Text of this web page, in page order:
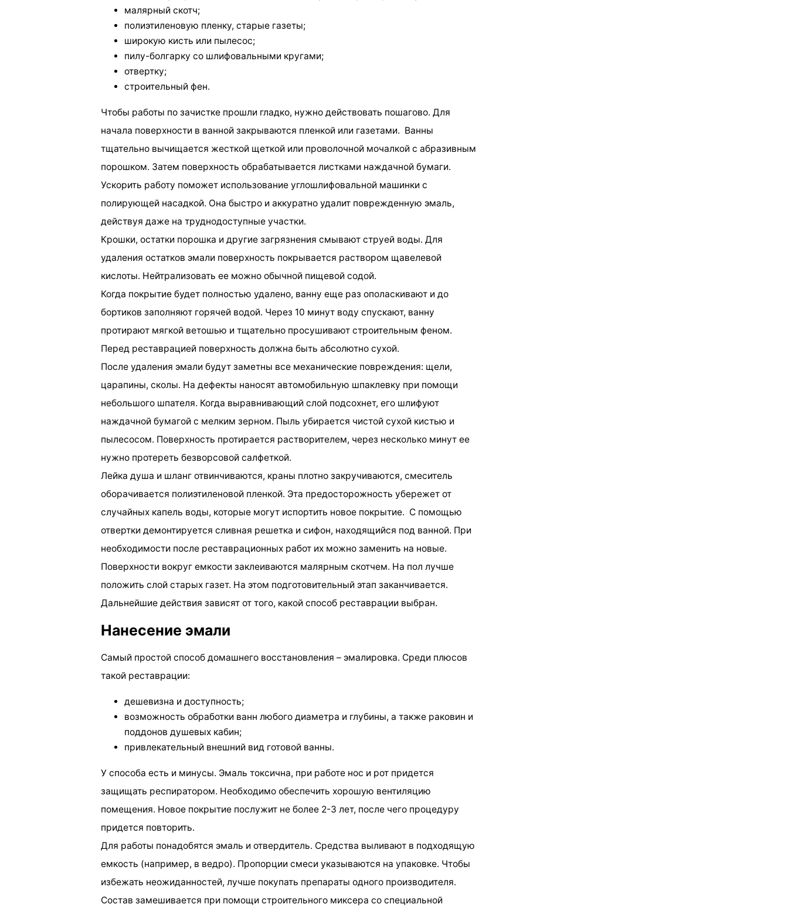
малярный скотч;
полиэтиленовую пленку, старые газеты;
широкую кисть или пылесос;
пилу-болгарку со шлифовальными кругами;
отвертку;
строительный фен.
Чтобы работы по зачистке прошли гладко, нужно действовать пошагово. Для
начала поверхности в ванной закрываются пленкой или газетами. Ванны
тщательно вычищается жесткой щеткой или проволочной мочалкой с абразивным
порошком. Затем поверхность обрабатывается листками наждачной бумаги.
Ускорить работу поможет использование углошлифовальной машинки с
полирующей насадкой. Она быстро и аккуратно удалит поврежденную эмаль,
действуя даже на труднодоступные участки.
Крошки, остатки порошка и другие загрязнения смывают струей воды. Для
удаления остатков эмали поверхность покрывается раствором щавелевой
кислоты. Нейтрализовать ее можно обычной пищевой содой.
Когда покрытие будет полностью удалено, ванну еще раз ополаскивают и до
бортиков заполняют горячей водой. Через 10 минут воду спускают, ванну
протирают мягкой ветошью и тщательно просушивают строительным феном.
Перед реставрацией поверхность должна быть абсолютно сухой.
После удаления эмали будут заметны все механические повреждения: щели,
царапины, сколы. На дефекты наносят автомобильную шпаклевку при помощи
небольшого шпателя. Когда выравнивающий слой подсохнет, его шлифуют
наждачной бумагой с мелким зерном. Пыль убирается чистой сухой кистью и
пылесосом. Поверхность протирается растворителем, через несколько минут ее
нужно протереть безворсовой салфеткой.
Лейка душа и шланг отвинчиваются, краны плотно закручиваются, смеситель
оборачивается полиэтиленовой пленкой. Эта предосторожность убережет от
случайных капель воды, которые могут испортить новое покрытие. С помощью
отвертки демонтируется сливная решетка и сифон, находящийся под ванной. При
необходимости после реставрационных работ их можно заменить на новые.
Поверхности вокруг емкости заклеиваются малярным скотчем. На пол лучше
положить слой старых газет. На этом подготовительный этап заканчивается.
Дальнейшие действия зависят от того, какой способ реставрации выбран.
Нанесение эмали
Самый простой способ домашнего восстановления – эмалировка. Среди плюсов
такой реставрации:
дешевизна и доступность;
возможность обработки ванн любого диаметра и глубины, а также раковин и
поддонов душевых кабин;
привлекательный внешний вид готовой ванны.
У способа есть и минусы. Эмаль токсична, при работе нос и рот придется
защищать респиратором. Необходимо обеспечить хорошую вентиляцию
помещения. Новое покрытие послужит не более 2-3 лет, после чего процедуру
придется повторить.
Для работы понадобятся эмаль и отвердитель. Средства выливают в подходящую
емкость (например, в ведро). Пропорции смеси указываются на упаковке. Чтобы
избежать неожиданностей, лучше покупать препараты одного производителя.
Состав замешивается при помощи строительного миксера со специальной